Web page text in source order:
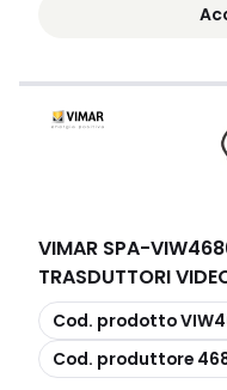
VIMAR SPA-
TRASDUTTORI
copia
Cod. prodotto
copia
Cod. produttore